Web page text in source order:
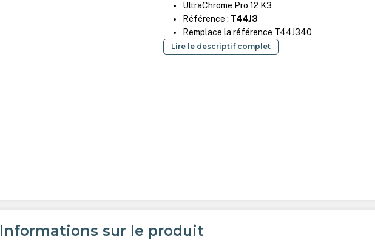
UltraChrome Pro 12 K3
Référence : T44J3
Remplace la référence T44J340
Lire le descriptif complet
Informations sur le produit